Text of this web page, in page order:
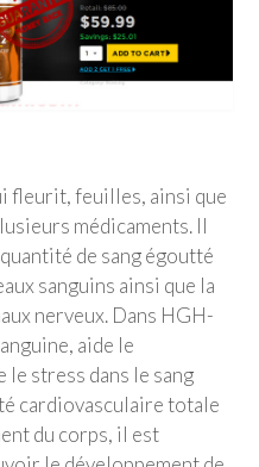
fleurit, feuilles, ainsi que
médicaments. Il
de sang égoutté
sanguins ainsi que la
nerveux. Dans HGH-
aide le
stress dans le sang
cardiovasculaire totale
du corps, il est